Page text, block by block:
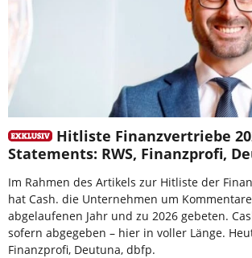
Hitliste Finanzvertriebe
Statements: RWS, Finanzprofi,
Im Rahmen des Artikels zur Hitliste der
hat Cash. die Unternehmen um
abgelaufenen Jahr und zu 2026 gebeten.
sofern abgegeben – hier in voller Länge.
Finanzprofi, Deutuna, dbfp.